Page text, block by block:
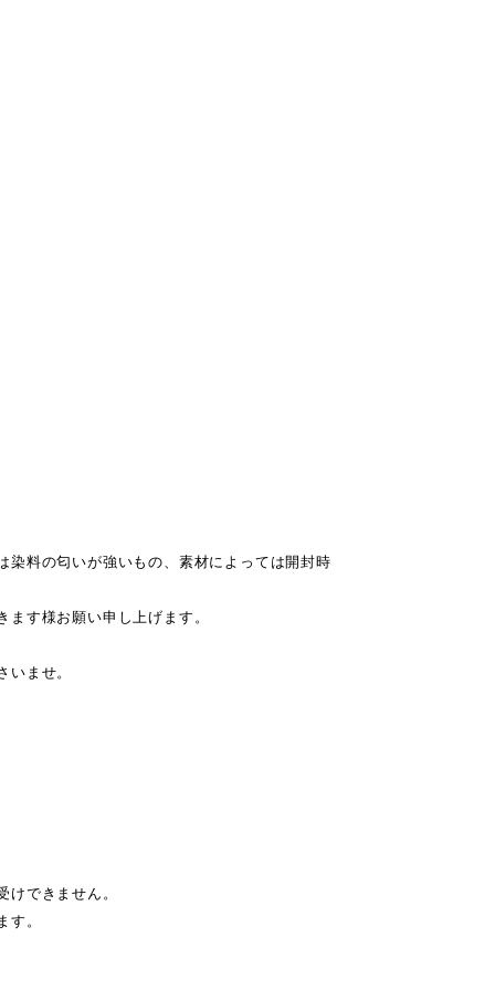
染料の匂いが強いもの、素材によっては開封時
す様お願い申し上げます。
ませ。
できません。
。